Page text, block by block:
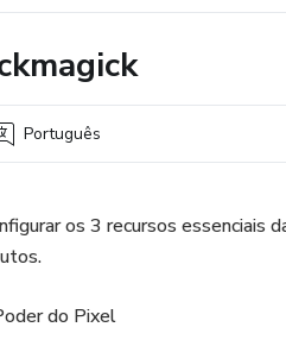
Português
os 3 recursos essenciais
do Pixel